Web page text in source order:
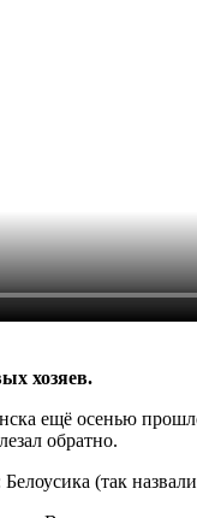
хозяев.
ещё осенью
обратно.
(так